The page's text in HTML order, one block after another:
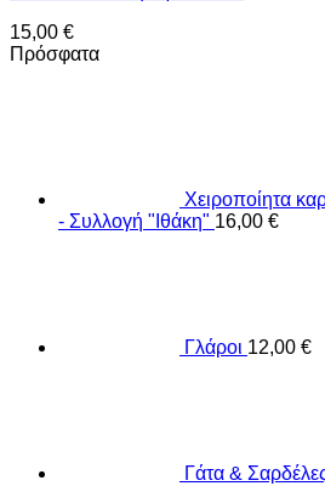
15,00 €
Πρόσφατα
Χειροποίητα
- Συλλογή "Ιθάκη" 16,00 €
Γλάροι 12,00 €
Γάτα &